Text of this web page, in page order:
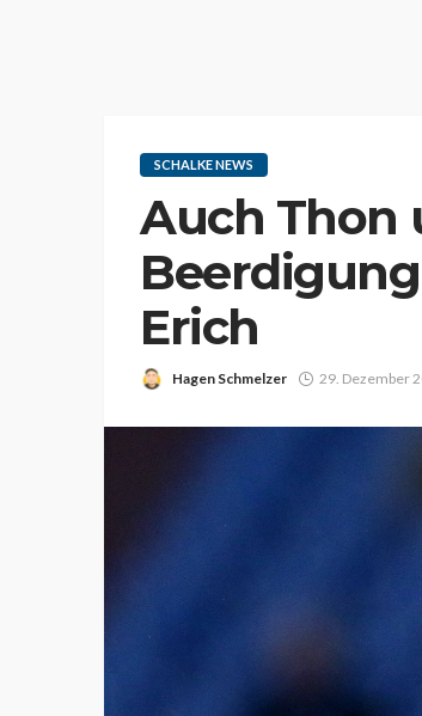
SCHALKE NEWS
Auch Thon
Erich
Hagen Schmelzer 29. Dezember